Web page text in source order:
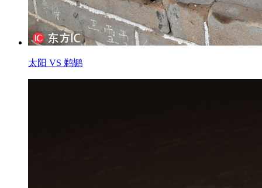
太阳 VS 鹈鹕